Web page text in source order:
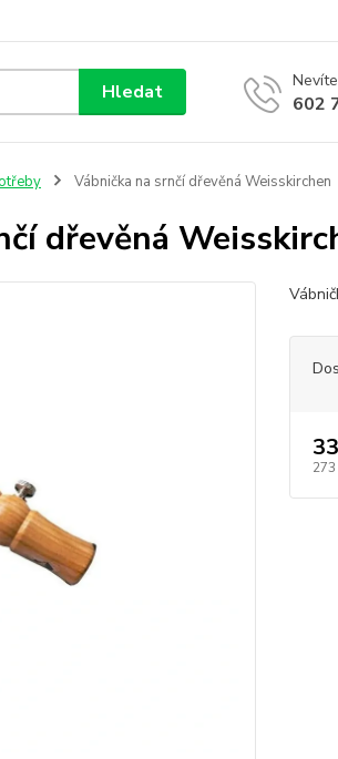
Hledat
602
Vábnička na srnčí dřevěná Weisskirchen
dřevěná
273